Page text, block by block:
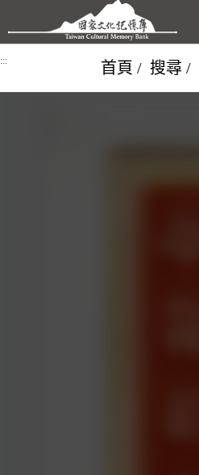
跳到主要內容區塊
::: 首頁 搜尋